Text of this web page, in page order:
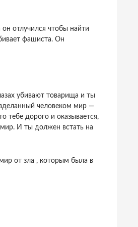
отлучился чтобы найти
фашиста. Он
убивают товарища и ты
человеком мир —
тебе дорого и оказывается,
И ты должен встать на
от зла , которым была в